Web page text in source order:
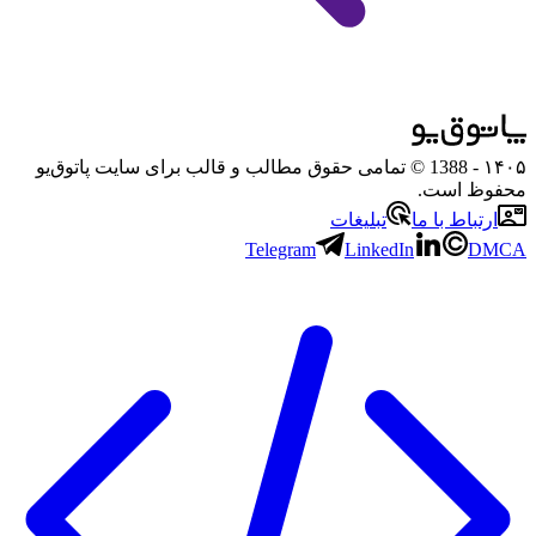
۱۴۰۵
- 1388 © تمامی حقوق مطالب و قالب برای سایت پاتوق‌یو
محفوظ است.
ارتباط با ما
تبلیغات
Telegram
LinkedIn DMCA